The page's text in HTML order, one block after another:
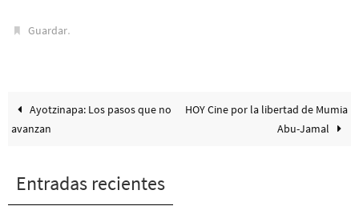
Guardar.
Ayotzinapa: Los pasos que no
avanzan
HOY Cine por la libertad de Mumia
Abu-Jamal
Entradas recientes